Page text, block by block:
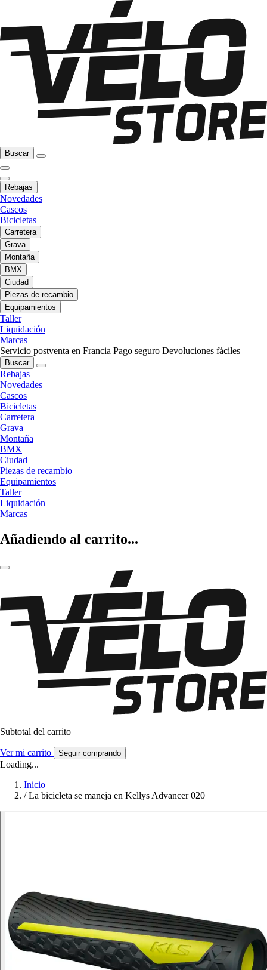
Buscar
Rebajas
Novedades
Cascos
Bicicletas
Carretera
Grava
Montaña
BMX
Ciudad
Piezas de recambio
Equipamientos
Taller
Liquidación
Marcas
Servicio postventa en Francia Pago seguro Devoluciones fáciles
Buscar
Rebajas
Novedades
Cascos
Bicicletas
Carretera
Grava
Montaña
BMX
Ciudad
Piezas de recambio
Equipamientos
Taller
Liquidación
Marcas
Añadiendo al carrito...
Subtotal del carrito
Ver mi carrito Seguir comprando
Loading...
Inicio
/ La bicicleta se maneja en Kellys Advancer 020